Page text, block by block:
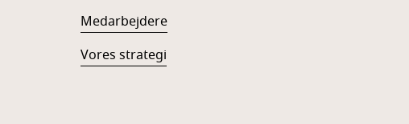
Medarbejdere
Vores strategi